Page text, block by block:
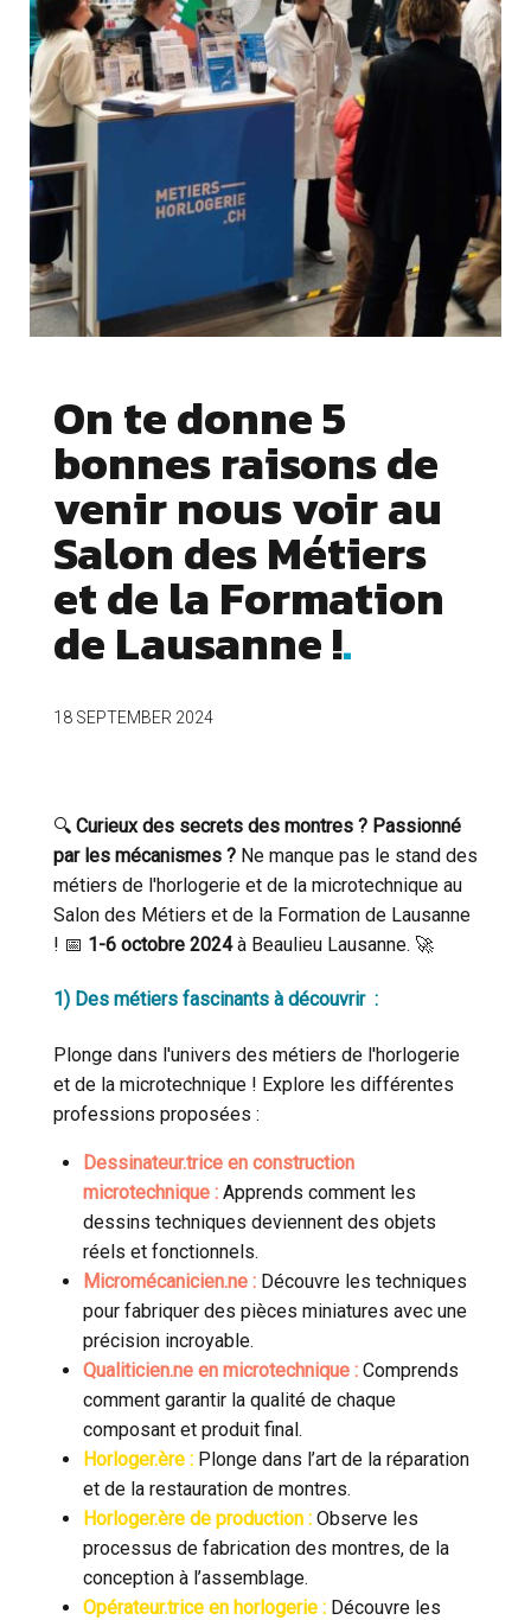
On te donne 5
bonnes raisons de
venir nous voir au
Salon des Métiers
et de la Formation
de Lausanne !
18 SEPTEMBER 2024
🔍 Curieux des secrets des montres ? Passionné
par les mécanismes ? Ne manque pas le stand des
métiers de l'horlogerie et de la microtechnique au
Salon des Métiers et de la Formation de Lausanne
! 📅 1-6 octobre 2024à Beaulieu Lausanne. 🚀
1) Des métiers fascinants à découvrir :
Plonge dans l'univers des métiers de l'horlogerie
et de la microtechnique ! Explore les différentes
professions proposées :
Dessinateur.trice en construction
microtechnique : Apprends comment les
dessins techniques deviennent des objets
réels et fonctionnels.
Micromécanicien.ne : Découvre les techniques
pour fabriquer des pièces miniatures avec une
précision incroyable.
Qualiticien.ne en microtechnique : Comprends
comment garantir la qualité de chaque
composant et produit final.
Horloger.ère : Plonge dans l’art de la réparation
et de la restauration de montres.
Horloger.ère de production : Observe les
processus de fabrication des montres, de la
conception à l’assemblage.
Opérateur.trice en horlogerie : Découvre les